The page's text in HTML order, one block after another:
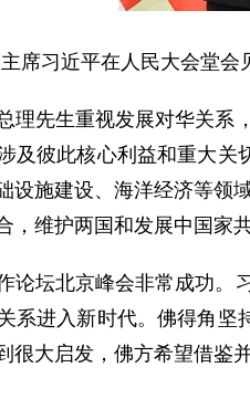
习近平在人民大会堂会
先生重视发展对华关系
及彼此核心利益和重大关
设施建设、海洋经济等领
，维护两国和发展中国家共
坛北京峰会非常成功。
系进入新时代。佛得角坚
很大启发，佛方希望借鉴